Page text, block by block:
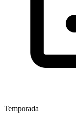
Temporada